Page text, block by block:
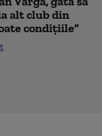
alt club din
condițiile”